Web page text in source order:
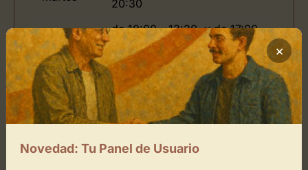
20:30
Jueves
de 10:00 - 13:30, y de 17:00 -
20:30
Viernes
de 10:00 - 13:30, y de 17:00 -
20:30
Domingo
×
Novedad: Tu Panel de Usuario